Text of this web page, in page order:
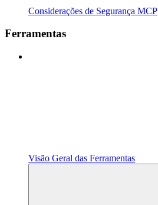
Considerações de Segurança MCP
Ferramentas
Visão Geral das Ferramentas